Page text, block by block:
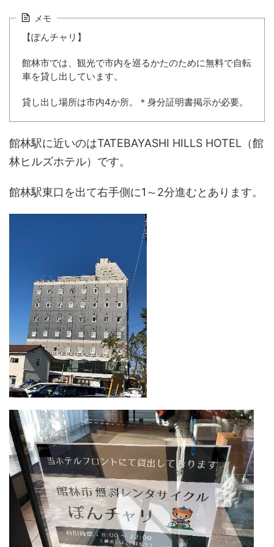
メモ
【ぽんチャリ】
館林市では、観光で市内を巡るかたのために無料で自転
車を貸し出しています。
貸し出し場所は市内4か所。＊身分証明書掲示が必要。
館林駅に近いのはTATEBAYASHI HILLS HOTEL（館
林ヒルズホテル）です。
館林駅東口を出て右手側に1～2分進むとあります。